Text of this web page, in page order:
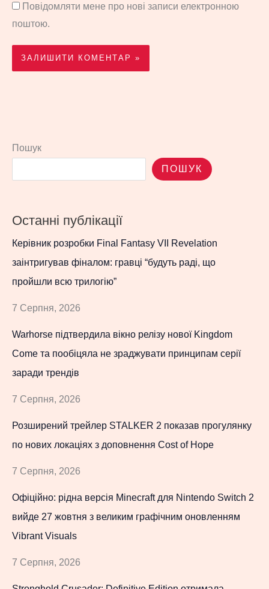
Повідомляти мене про нові записи електронною
поштою.
Пошук
ПОШУК
Останні публікації
Керівник розробки Final Fantasy VII Revelation
заінтригував фіналом: гравці “будуть раді, що
пройшли всю трилогію”
7 Серпня, 2026
Warhorse підтвердила вікно релізу нової Kingdom
Come та пообіцяла не зраджувати принципам серії
заради трендів
7 Серпня, 2026
Розширений трейлер STALKER 2 показав прогулянку
по нових локаціях з доповнення Cost of Hope
7 Серпня, 2026
Офіційно: рідна версія Minecraft для Nintendo Switch 2
вийде 27 жовтня з великим графічним оновленням
Vibrant Visuals
7 Серпня, 2026